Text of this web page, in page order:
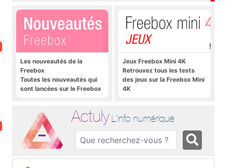
Les nouveautés de la
Freebox
Toutes les nouveautés qui
sont lancées sur le Freebox
Jeux Freebox Mini 4K
Retrouvez tous les tests
des jeux sur la Freebox Mini
4K
Actuly L'info numérique